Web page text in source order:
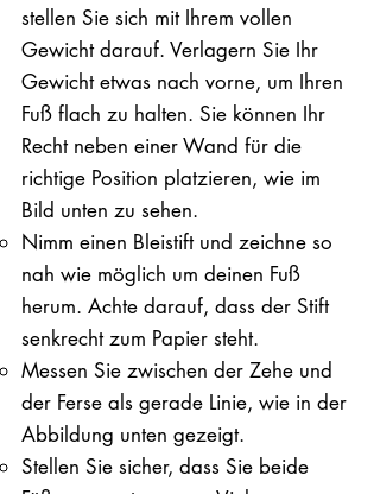
stellen Sie sich mit Ihrem vollen
Gewicht darauf. ​Verlagern Sie Ihr
Gewicht etwas nach vorne, um Ihren
Fuß flach zu halten. Sie können Ihr
Recht neben einer Wand für die
richtige Position platzieren, wie im
Bild unten zu sehen.
Nimm einen Bleistift und zeichne so
nah wie möglich um deinen Fuß
herum. Achte darauf, dass der Stift
senkrecht zum Papier steht.
Messen Sie zwischen der Zehe und
der Ferse als gerade Linie, wie in der
Abbildung unten gezeigt.
Stellen Sie sicher, dass Sie beide